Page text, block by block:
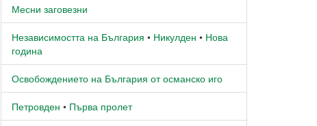
Месни заговезни
Независимостта на България • Никулден • Нова
година
Освобождението на България от османско иго
Петровден • Първа пролет